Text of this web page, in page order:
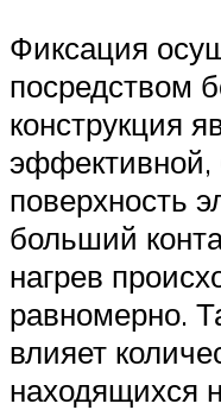
Фиксация
посредством
конструкция
эффективной,
поверхность
больший
нагрев
равномерно.
влияет
находящихся